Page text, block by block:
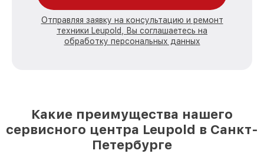
Отправляя заявку на консультацию и ремонт
техники Leupold, Вы соглашаетесь на
обработку персональных данных
Какие преимущества нашего
сервисного центра Leupold в Санкт-
Петербурге